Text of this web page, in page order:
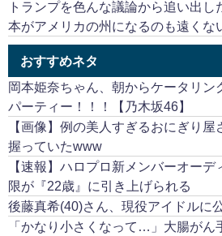
トランプを色んな議論から追い出し
本がアメリカの州になるのも遠くな
おすすめネタ
岡本姫奈ちゃん、朝からケータリン
パーティー！！！【乃木坂46】
【画像】例の美人すぎるおにぎり
握っていたwww
【速報】ハロプロ新メンバーオーデ
限が『22歳』に引き上げられる
後藤真希(40)さん、現役アイドルに
「かなり小さくなって…」大腸がん